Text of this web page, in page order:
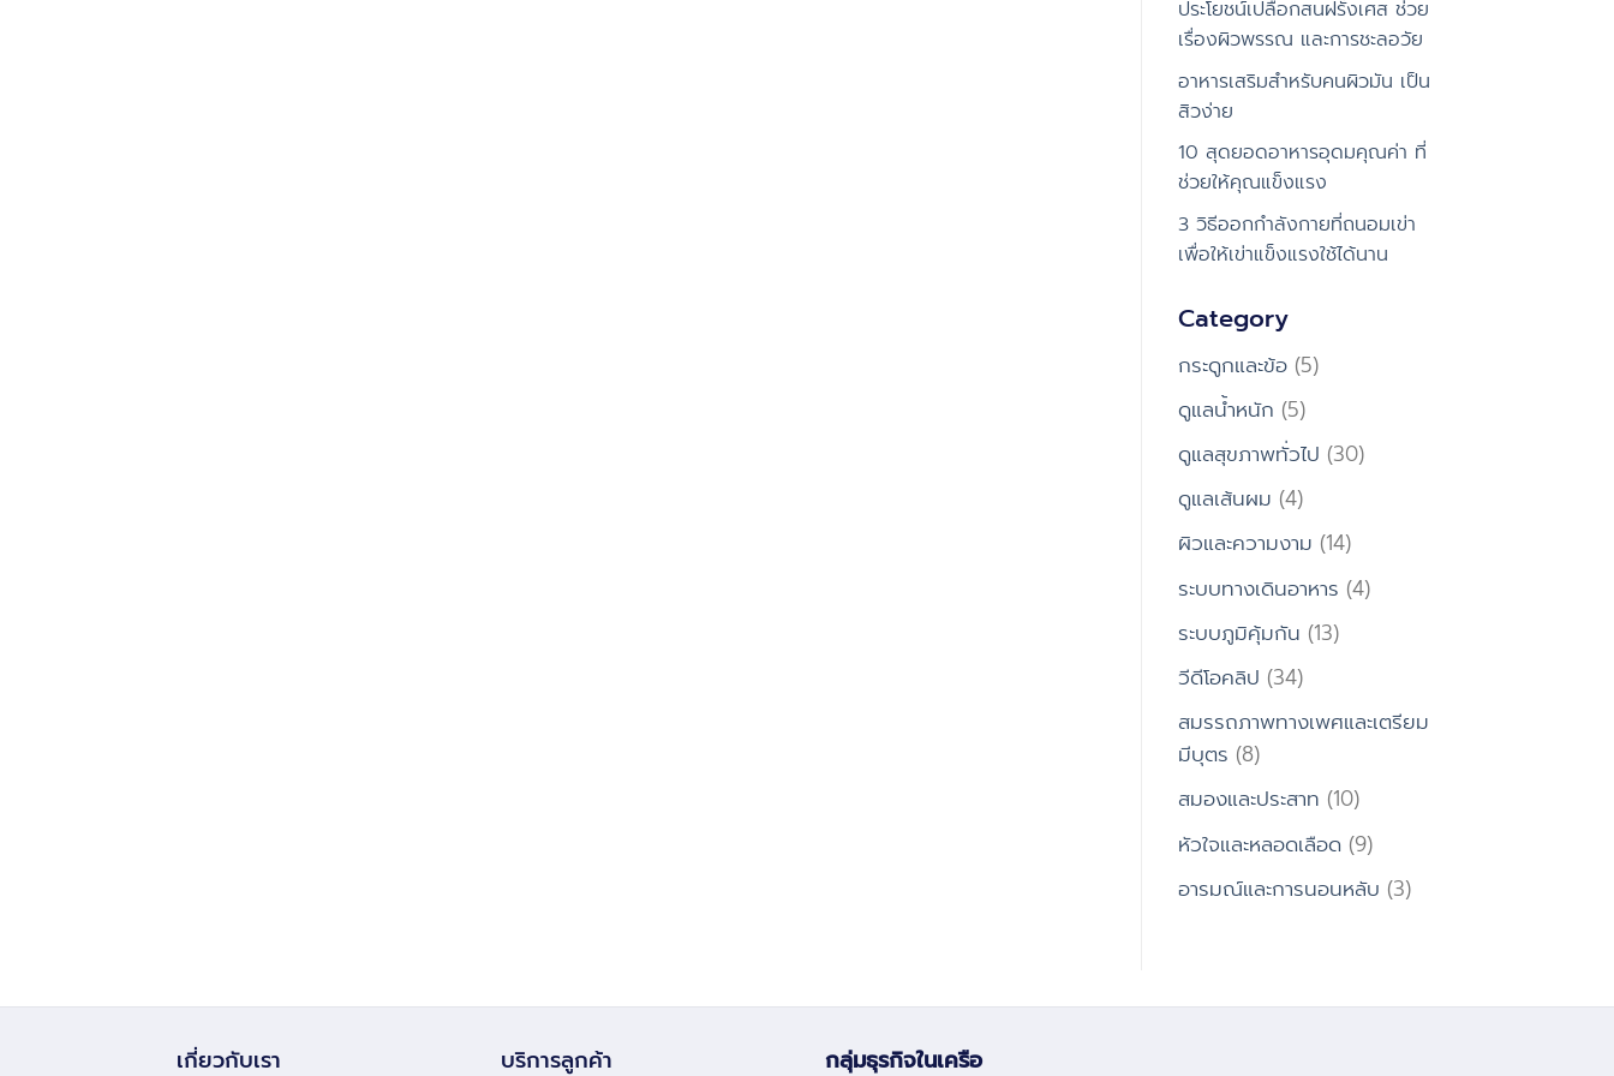
ประโยชน์เปลือกสนฝรั่งเศส ช่วย
เรื่องผิวพรรณ และการชะลอวัย
อาหารเสริมสำหรับคนผิวมัน เป็น
สิวง่าย
10 สุดยอดอาหารอุดมคุณค่า ที่
ช่วยให้คุณแข็งแรง
3 วิธีออกกำลังกายที่ถนอมเข่า
เพื่อให้เข่าแข็งแรงใช้ได้นาน
Category
กระดูกและข้อ(5)
ดูแลน้ำหนัก (5)
ดูแลสุขภาพทั่วไป (30)
ดูแลเส้นผม (4)
ผิวและความงาม (14)
ระบบทางเดินอาหาร (4)
ระบบภูมิคุ้มกัน (13)
วีดีโอคลิป (34)
สมรรถภาพทางเพศและเตรียม
มีบุตร (8)
สมองและประสาท (10)
หัวใจและหลอดเลือด (9)
อารมณ์และการนอนหลับ (3)
เกี่ยวกับเรา บริการลูกค้า กลุ่มธุรกิจในเครือ